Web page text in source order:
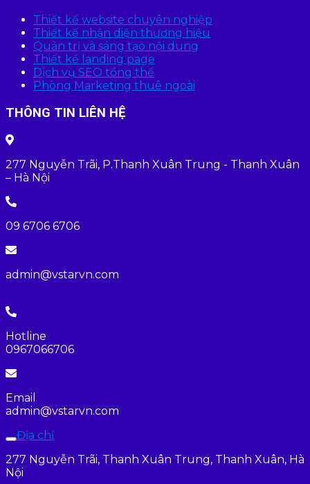
Thiết kế website chuyên nghiệp
Thiết kế nhận diện thương hiệu
Quản trị và sáng tạo nội dung
Thiết kế landing page
Dịch vụ SEO tổng thể
Phòng Marketing thuê ngoài
THÔNG TIN LIÊN HỆ
277 Nguyễn Trãi, P.Thanh Xuân Trung - Thanh Xuân
– Hà Nội
09 6706 6706
admin@vstarvn.com
Hotline
0967066706
Email
admin@vstarvn.com
Địa chỉ
277 Nguyễn Trãi, Thanh Xuân Trung, Thanh Xuân, Hà
Nội